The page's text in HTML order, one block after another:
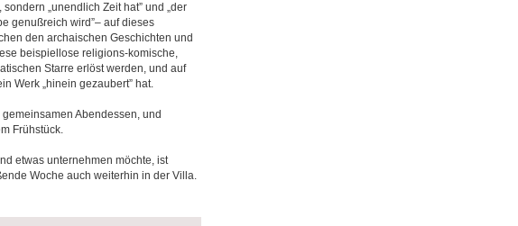
„unendlich Zeit hat” und „der
genußreich wird”‒ auf dieses
den archaischen Geschichten und
beispiellose religions-komische,
Starre erlöst werden, und auf
Werk „hinein gezaubert” hat.
Abendessen, und
Frühstück.
etwas unternehmen möchte, ist
Woche auch weiterhin in der Villa.